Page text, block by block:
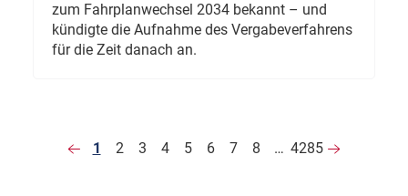
zum Fahrplanwechsel 2034 bekannt – und
kündigte die Aufnahme des Vergabeverfahrens
für die Zeit danach an.
1 2 3 4 5 6 7 8 … 4285